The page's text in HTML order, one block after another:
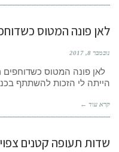
לאן פונה המטוס
נובמבר 8, 2017
לאן פונה המטוס כשדוחפים
הייתה לי הזכות להשתתף
קרא עוד ←
שדות תעופה קטנים